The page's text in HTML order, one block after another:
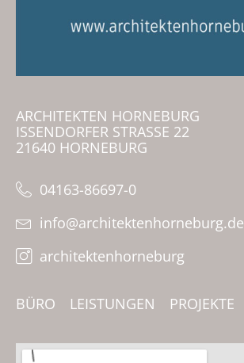
ARCHITEKTEN HORNEBURG
ISSENDORFER STRASSE 22
21640 HORNEBURG
04163-86697-0
info@architektenhorneburg.de
architektenhorneburg
BÜRO LEISTUNGEN PROJEKTE